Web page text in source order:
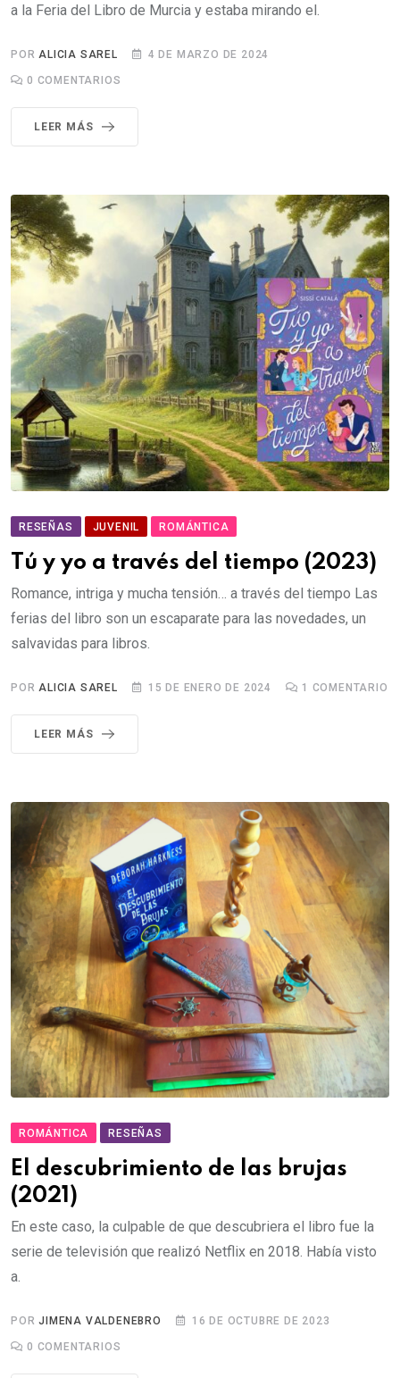
a la Feria del Libro de Murcia y estaba mirando el.
PORALICIA SAREL 4 DE MARZO DE 2024
0 COMENTARIOS
LEER MÁS
RESEÑAS JUVENIL ROMÁNTICA
Tú y yo a través del tiempo (2023)
Romance, intriga y mucha tensión… a través del tiempo Las
ferias del libro son un escaparate para las novedades, un
salvavidas para libros.
POR ALICIA SAREL 15 DE ENERO DE 2024 1 COMENTARIO
LEER MÁS
ROMÁNTICA RESEÑAS
El descubrimiento de las brujas
(2021)
En este caso, la culpable de que descubriera el libro fue la
serie de televisión que realizó Netflix en 2018. Había visto
a.
PORJIMENA VALDENEBRO 16 DE OCTUBRE DE 2023
0 COMENTARIOS